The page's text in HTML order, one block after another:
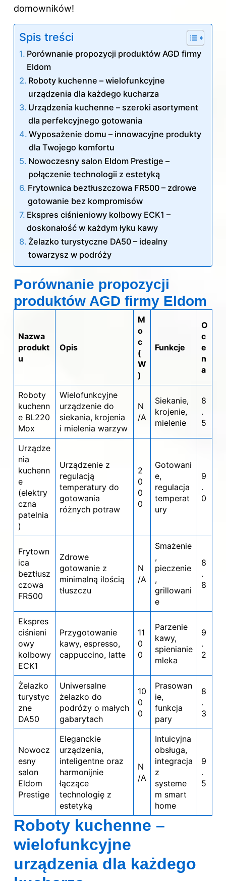
domowników!
Spis treści
Porównanie propozycji produktów AGD firmy
Eldom
Roboty kuchenne – wielofunkcyjne
urządzenia dla każdego kucharza
Urządzenia kuchenne – szeroki asortyment
dla perfekcyjnego gotowania
Wyposażenie domu – innowacyjne produkty
dla Twojego komfortu
Nowoczesny salon Eldom Prestige –
połączenie technologii z estetyką
Frytownica beztłuszczowa FR500 – zdrowe
gotowanie bez kompromisów
Ekspres ciśnieniowy kolbowy ECK1 –
doskonałość w każdym łyku kawy
Żelazko turystyczne DA50 – idealny
towarzysz w podróży
Porównanie propozycji
produktów AGD firmy Eldom
Nazwa
produkt
u
Opis
M
o
c
(
W
)
Funkcje
O
c
e
n
a
Roboty
kuchenn
e BL220
Mox
Wielofunkcyjne
urządzenie do
siekania, krojenia
i mielenia warzyw
N
/A
Siekanie,
krojenie,
mielenie
8
.
5
Urządze
nia
kuchenn
e
(elektry
czna
patelnia
)
Urządzenie z
regulacją
temperatury do
gotowania
różnych potraw
2
0
0
0
Gotowani
e,
regulacja
temperat
ury
9
.
0
Frytown
ica
beztłusz
czowa
FR500
Zdrowe
gotowanie z
minimalną ilością
tłuszczu
N
/A
Smażenie
,
pieczenie
,
grillowani
e
8
.
8
Ekspres
ciśnieni
owy
kolbowy
ECK1
Przygotowanie
kawy, espresso,
cappuccino, latte
11
0
0
Parzenie
kawy,
spienianie
mleka
9
.
2
Żelazko
turystyc
zne
DA50
Uniwersalne
żelazko do
podróży o małych
gabarytach
10
0
0
Prasowan
ie,
funkcja
pary
8
.
3
Nowocz
esny
salon
Eldom
Prestige
Eleganckie
urządzenia,
inteligentne oraz
harmonijnie
łączące
technologię z
estetyką
N
/A
Intuicyjna
obsługa,
integracja
z
systeme
m smart
home
9
.
5
Roboty kuchenne –
wielofunkcyjne
urządzenia dla każdego